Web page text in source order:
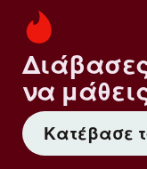
να
Κατέβασε